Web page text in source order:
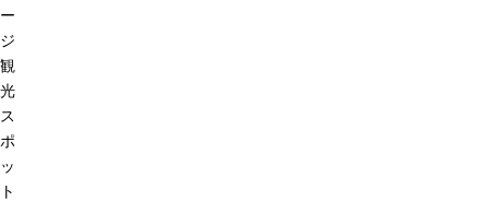
ー
ジ
観
光
ス
ポ
ッ
ト